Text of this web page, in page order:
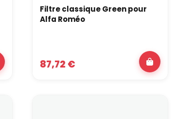
Filtre classique Green pour
Alfa Roméo
87,72 €